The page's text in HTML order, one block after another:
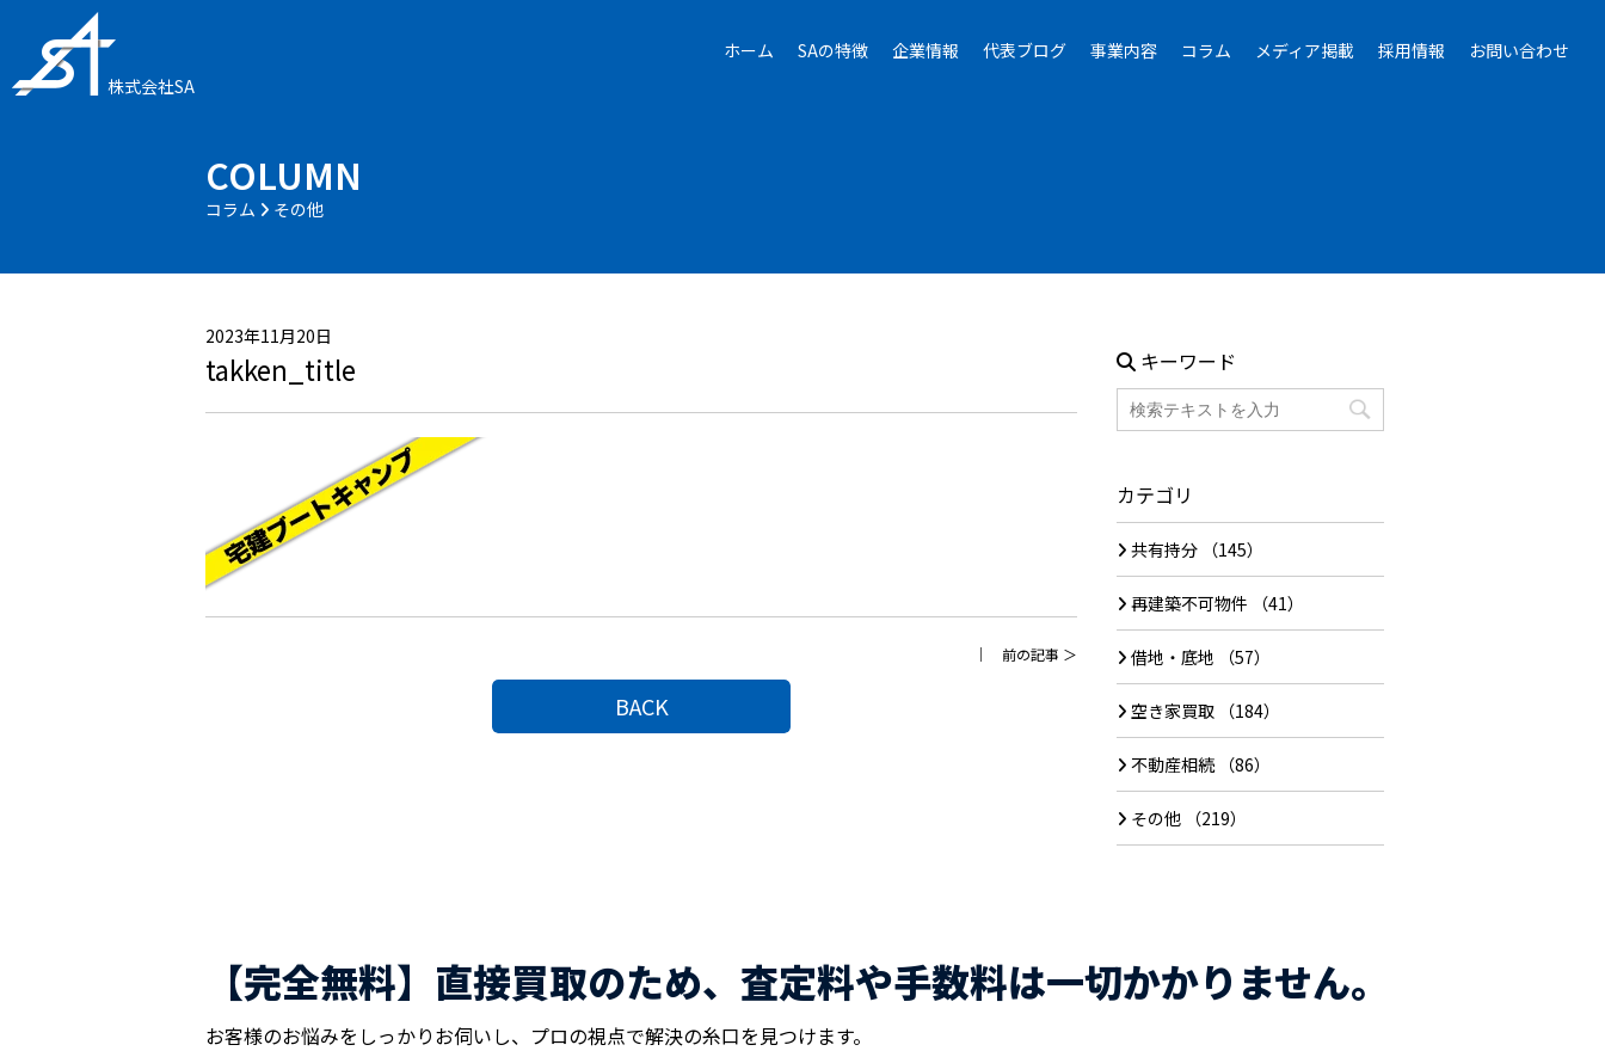
株式会社SA
ホーム SAの特徴 企業情報 代表ブログ 事業内容 コラム メディア掲載 採用情報 お問い合わせ
COLUMN
コラム その他
2023年11月20日
takken_title
｜ 前の記事 ＞
BACK
キーワード
カテゴリ
共有持分 （145）
再建築不可物件 （41）
借地・底地 （57）
空き家買取 （184）
不動産相続（86）
その他 （219）
【完全無料】直接買取のため、査定料や手数料は一切かかりません。
お客様のお悩みをしっかりお伺いし、プロの視点で解決の糸口を見つけます。